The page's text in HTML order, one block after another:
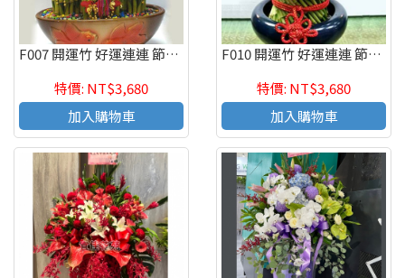
F007 開運竹 好運連連 節節高昇 開幕賀禮
特價: NT$3,680
加入購物車
F010 開運竹 好運連連 節節高昇 開幕賀禮
特價: NT$3,680
加入購物車